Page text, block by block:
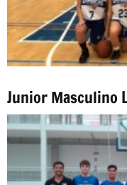
Junior Masculino